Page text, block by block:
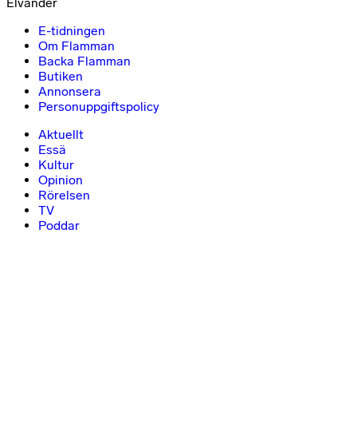
E-tidningen
Om Flamman
Backa Flamman
Butiken
Annonsera
Personuppgiftspolicy
Aktuellt
Essä
Kultur
Opinion
Rörelsen
TV
Poddar